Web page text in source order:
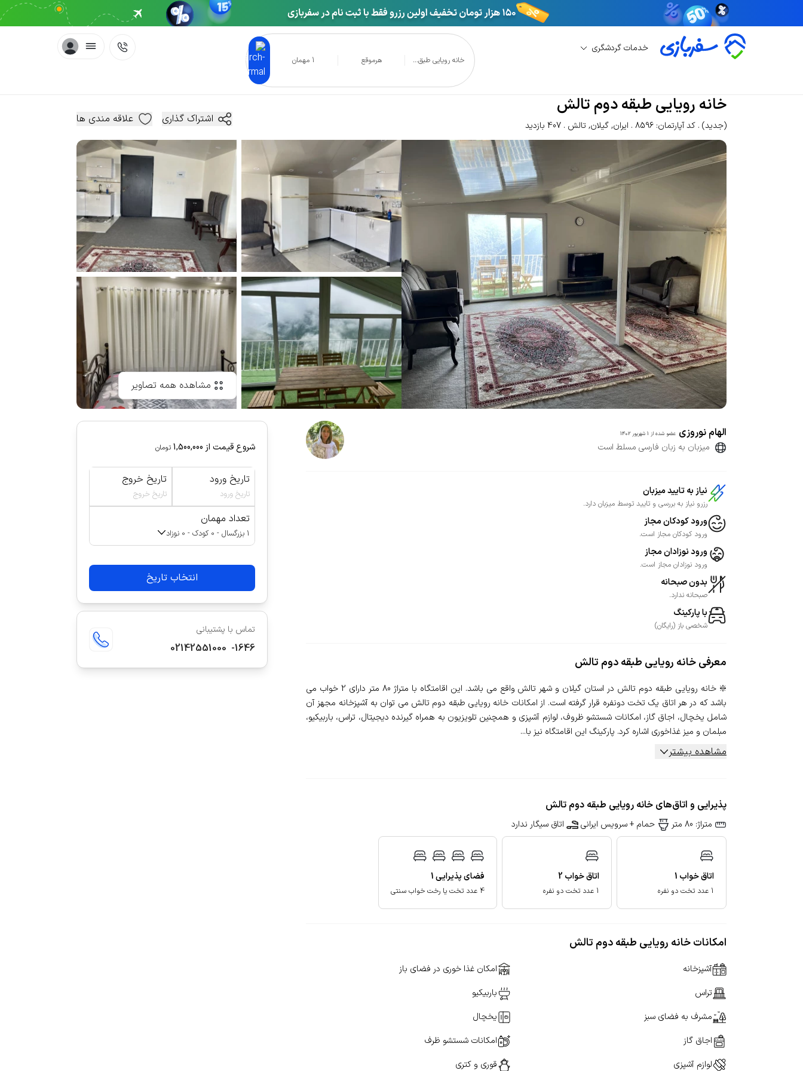
خدمات گردشگری
خانه رویایی طبق... هرموقع 1 مهمان
خانه رویایی طبقه دوم تالش
(جدید) کد آپارتمان: 8596 ایران,گیلان, تالش 407 بازدید اشتراک گذاری علاقه مندی ها
مشاهده همه تصاویر
الهام نوروزی عضو شده از 1 شهریور 1402
میزبان به زبان فارسی مسلط است
نیاز به تایید میزبان
رزرو نیاز به بررسی و تایید توسط میزبان دارد.
ورود کودکان مجاز
ورود کودکان مجاز است.
ورود نوزادان مجاز
ورود نوزادان مجاز است.
بدون صبحانه
صبحانه ندارد.
با پارکینگ
شخصی باز (رایگان)
معرفیخانه رویایی طبقه دوم تالش
❇️ خانه رویایی طبقه دوم تالش در استان گیلان و شهر تالش واقع می باشد. این اقامتگاه با متراژ 80 متر دارای 2 خواب می
باشد که در هر اتاق یک تخت دونفره قرار گرفته است. از امکانات خانه رویایی طبقه دوم تالش می توان به آشپزخانه مجهز آن
شامل یخچال، اجاق گاز، امکانات شستشو ظروف، لوازم آشپزی و همچنین تلویزیون به همراه گیرنده دیجیتال، تراس، باربیکیو،
مبلمان و میز غذاخوری اشاره کرد. پارکینگ این اقامتگاه نیز با...
مشاهده بیشتر
پذیرایی و اتاق‌های خانه رویایی طبقه دوم تالش
متراژ: 80 متر حمام + سرویس ایرانی اتاق سیگار ندارد
اتاق خواب 1
1 عدد تخت دو نفره
اتاق خواب 2
1 عدد تخت دو نفره
فضای پذیرایی1
4 عدد تخت یا رخت خواب سنتی
امکانات خانه رویایی طبقه دوم تالش
آشپزخانه
امکان غذا خوری در فضای باز
تراس
باربیکیو
مشرف به فضای سبز
یخچال
اجاق گاز
امکانات شستشو ظرف
لوازم آشپزی
قوری و کتری
شروع قیمت از 1,500,000 تومان
تاریخ ورود
تاریخ ورود
تاریخ خروج
تاریخ خروج
تعداد مهمان
1 بزرگسال - 0 کودک - 0 نوزاد
انتخاب تاریخ
تماس با پشتیبانی
02142551000 -1646